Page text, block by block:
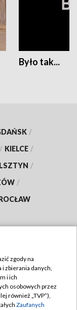
Było tak...
/
/ KIELCE /
/
/
zgody na
zbierania danych,
i ich
osobowych przez
również „TVP”),
Zaufanych